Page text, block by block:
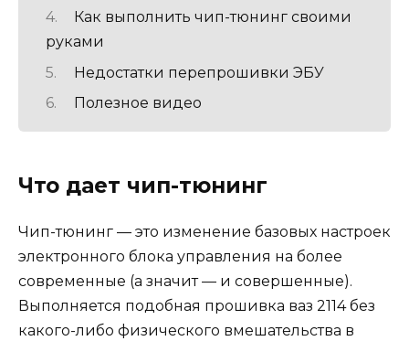
Как выполнить чип-тюнинг своими
руками
Недостатки перепрошивки ЭБУ
Полезное видео
Что дает чип-тюнинг
Чип-тюнинг — это изменение базовых настроек
электронного блока управления на более
современные (а значит — и совершенные).
Выполняется подобная прошивка ваз 2114 без
какого-либо физического вмешательства в